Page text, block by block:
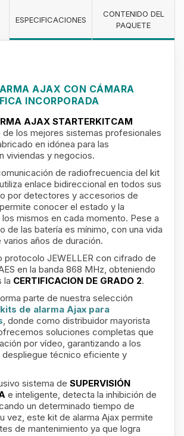
ESPECIFICACIONES
CONTENIDO DEL
PAQUETE
AJAX CON CÁMARA
INCORPORADA
AJAX STARTERKITCAM
de los mejores sistemas profesionales
en idónea para las
viviendas y negocios.
de radiofrecuencia del kit
utiliza enlace bidireccional en todos sus
por detectores y accesorios de
conocer el estado y la
mismos en cada momento. Pese a
de las batería es mínimo, con una vida
años de duración.
protocolo JEWELLER con cifrado de
en la banda 868 MHz, obteniendo
la CERTIFICACION DE GRADO 2.
parte de nuestra selección
kits de alarma Ajax para
, donde como distribuidor mayorista
soluciones completas que
por vídeo, garantizando a los
despliegue técnico eficiente y
sistema de SUPERVISIÓN
e inteligente, detecta la inhibición de
un determinado tiempo de
vez, este kit de alarma Ajax permite
de mantenimiento ya que logra